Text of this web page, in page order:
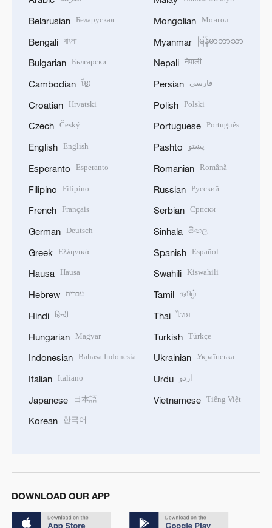
Belarusian Беларуская
Bengali বাংলা
Bulgarian Български
Cambodian ខ្មែរ
Croatian Hrvatski
Czech Český
English English
Esperanto Esperanto
Filipino Filipino
French Français
German Deutsch
Greek Ελληνικά
Hausa Hausa
Hebrew עברית
Hindi हिन्दी
Hungarian Magyar
Indonesian Bahasa Indonesia
Italian Italiano
Japanese 日本語
Korean 한국어
Mongolian Монгол
Myanmar မြန်မာဘာသာ
Nepali नेपाली
Persian فارسی
Polish Polski
Portuguese Português
Pashto پښتو
Romanian Română
Russian Русский
Serbian Српски
Sinhala සිංහල
Spanish Español
Swahili Kiswahili
Tamil தமிழ்
Thai ไทย
Turkish Türkçe
Ukrainian Українська
Urdu اردو
Vietnamese Tiếng Việt
DOWNLOAD OUR APP